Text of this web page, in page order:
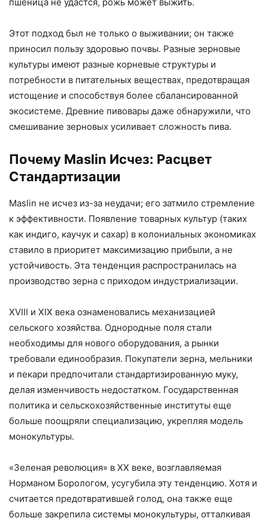
Этот подход был не только о выживании; он также
приносил пользу здоровью почвы. Разные зерновые
культуры имеют разные корневые структуры и
потребности в питательных веществах, предотвращая
истощение и способствуя более сбалансированной
экосистеме. Древние пивовары даже обнаружили, что
смешивание зерновых усиливает сложность пива.
Почему Maslin Исчез: Расцвет
Стандартизации
Maslin не исчез из-за неудачи; его затмило стремление
к эффективности. Появление товарных культур (таких
как индиго, каучук и сахар) в колониальных экономиках
ставило в приоритет максимизацию прибыли, а не
устойчивость. Эта тенденция распространилась на
производство зерна с приходом индустриализации.
XVIII и XIX века ознаменовались механизацией
сельского хозяйства. Однородные поля стали
необходимы для нового оборудования, а рынки
требовали единообразия. Покупатели зерна, мельники
и пекари предпочитали стандартизированную муку,
делая изменчивость недостатком. Государственная
политика и сельскохозяйственные институты еще
больше поощряли специализацию, укрепляя модель
монокультуры.
«Зеленая революция» в XX веке, возглавляемая
Норманом Борологом, усугубила эту тенденцию. Хотя и
считается предотвратившей голод, она также еще
больше закрепила системы монокультуры, отталкивая